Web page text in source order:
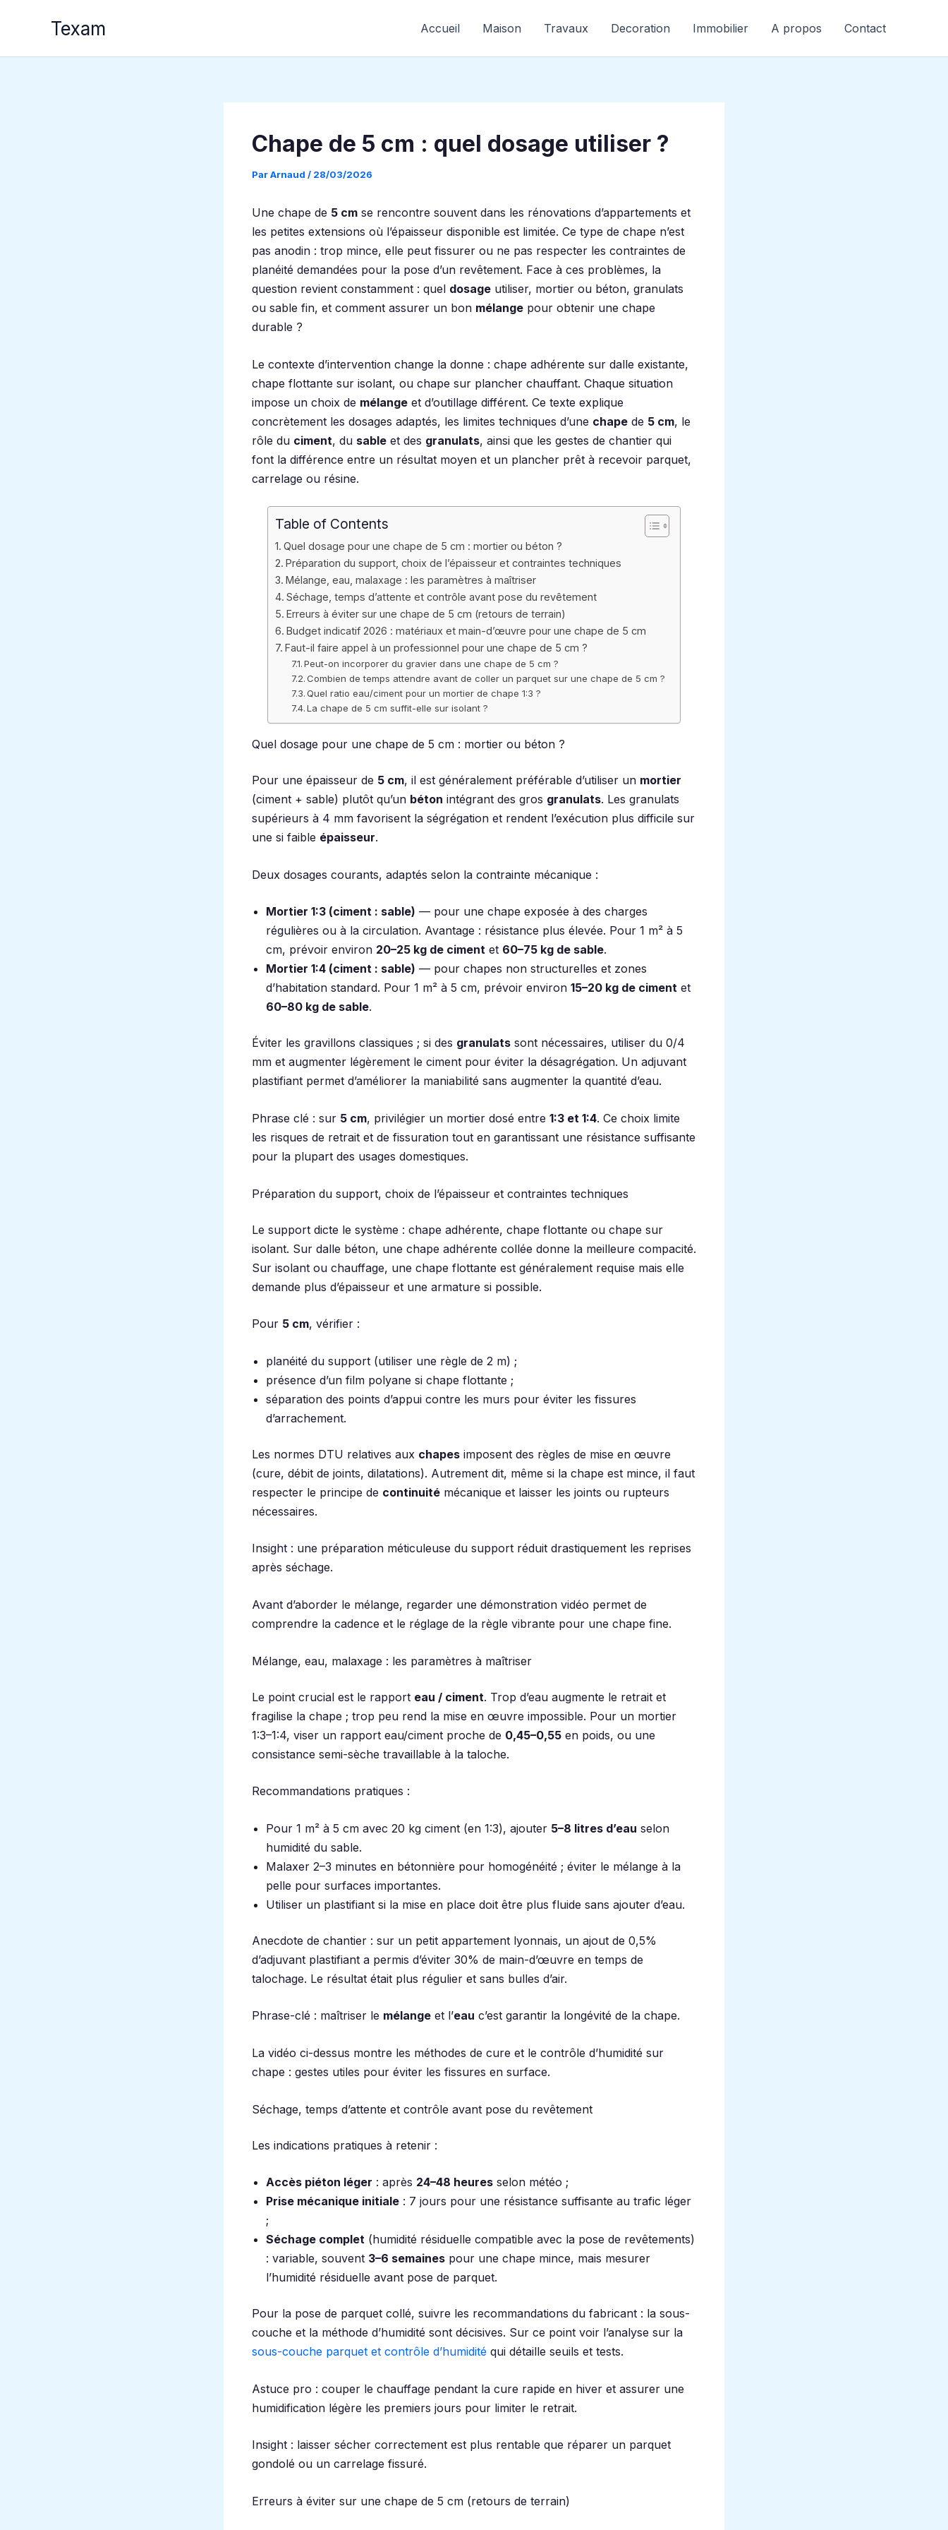
Texam Accueil Maison Travaux Decoration Immobilier A propos Contact
Chape de 5 cm : quel dosage utiliser ?
ParArnaud / 28/03/2026
Une chape de 5 cm se rencontre souvent dans les rénovations d’appartements et
les petites extensions où l’épaisseur disponible est limitée. Ce type de chape n’est
pas anodin : trop mince, elle peut fissurer ou ne pas respecter les contraintes de
planéité demandées pour la pose d’un revêtement. Face à ces problèmes, la
question revient constamment : quel dosage utiliser, mortier ou béton, granulats
ou sable fin, et comment assurer un bon mélange pour obtenir une chape
durable ?
Le contexte d’intervention change la donne : chape adhérente sur dalle existante,
chape flottante sur isolant, ou chape sur plancher chauffant. Chaque situation
impose un choix de mélange et d’outillage différent. Ce texte explique
concrètement les dosages adaptés, les limites techniques d’une chape de 5 cm, le
rôle du ciment, du sable et des granulats, ainsi que les gestes de chantier qui
font la différence entre un résultat moyen et un plancher prêt à recevoir parquet,
carrelage ou résine.
Table of Contents
Quel dosage pour une chape de 5 cm : mortier ou béton ?
Préparation du support, choix de l’épaisseur et contraintes techniques
Mélange, eau, malaxage : les paramètres à maîtriser
Séchage, temps d’attente et contrôle avant pose du revêtement
Erreurs à éviter sur une chape de 5 cm (retours de terrain)
Budget indicatif 2026 : matériaux et main-d’œuvre pour une chape de 5 cm
Faut-il faire appel à un professionnel pour une chape de 5 cm ?
Peut-on incorporer du gravier dans une chape de 5 cm ?
Combien de temps attendre avant de coller un parquet sur une chape de 5 cm ?
Quel ratio eau/ciment pour un mortier de chape 1:3 ?
La chape de 5 cm suffit-elle sur isolant ?
Quel dosage pour une chape de 5 cm : mortier ou béton ?
Pour une épaisseur de 5 cm, il est généralement préférable d’utiliser un mortier
(ciment + sable) plutôt qu’un béton intégrant des gros granulats. Les granulats
supérieurs à 4 mm favorisent la ségrégation et rendent l’exécution plus difficile sur
une si faible épaisseur.
Deux dosages courants, adaptés selon la contrainte mécanique :
Mortier 1:3 (ciment : sable) — pour une chape exposée à des charges
régulières ou à la circulation. Avantage : résistance plus élevée. Pour 1 m² à 5
cm, prévoir environ 20–25 kg de ciment et 60–75 kg de sable.
Mortier 1:4 (ciment : sable) — pour chapes non structurelles et zones
d’habitation standard. Pour 1 m² à 5 cm, prévoir environ 15–20 kg de ciment et
60–80 kg de sable.
Éviter les gravillons classiques ; si des granulats sont nécessaires, utiliser du 0/4
mm et augmenter légèrement le ciment pour éviter la désagrégation. Un adjuvant
plastifiant permet d’améliorer la maniabilité sans augmenter la quantité d’eau.
Phrase clé : sur 5 cm, privilégier un mortier dosé entre 1:3 et 1:4. Ce choix limite
les risques de retrait et de fissuration tout en garantissant une résistance suffisante
pour la plupart des usages domestiques.
Préparation du support, choix de l’épaisseur et contraintes techniques
Le support dicte le système : chape adhérente, chape flottante ou chape sur
isolant. Sur dalle béton, une chape adhérente collée donne la meilleure compacité.
Sur isolant ou chauffage, une chape flottante est généralement requise mais elle
demande plus d’épaisseur et une armature si possible.
Pour 5 cm, vérifier :
planéité du support (utiliser une règle de 2 m) ;
présence d’un film polyane si chape flottante ;
séparation des points d’appui contre les murs pour éviter les fissures
d’arrachement.
Les normes DTU relatives aux chapes imposent des règles de mise en œuvre
(cure, débit de joints, dilatations). Autrement dit, même si la chape est mince, il faut
respecter le principe de continuité mécanique et laisser les joints ou rupteurs
nécessaires.
Insight : une préparation méticuleuse du support réduit drastiquement les reprises
après séchage.
Avant d’aborder le mélange, regarder une démonstration vidéo permet de
comprendre la cadence et le réglage de la règle vibrante pour une chape fine.
Mélange, eau, malaxage : les paramètres à maîtriser
Le point crucial est le rapport eau / ciment. Trop d’eau augmente le retrait et
fragilise la chape ; trop peu rend la mise en œuvre impossible. Pour un mortier
1:3–1:4, viser un rapport eau/ciment proche de 0,45–0,55 en poids, ou une
consistance semi-sèche travaillable à la taloche.
Recommandations pratiques :
Pour 1 m² à 5 cm avec 20 kg ciment (en 1:3), ajouter 5–8 litres d’eau selon
humidité du sable.
Malaxer 2–3 minutes en bétonnière pour homogénéité ; éviter le mélange à la
pelle pour surfaces importantes.
Utiliser un plastifiant si la mise en place doit être plus fluide sans ajouter d’eau.
Anecdote de chantier : sur un petit appartement lyonnais, un ajout de 0,5%
d’adjuvant plastifiant a permis d’éviter 30% de main-d’œuvre en temps de
talochage. Le résultat était plus régulier et sans bulles d’air.
Phrase-clé : maîtriser le mélange et l’eau c’est garantir la longévité de la chape.
La vidéo ci-dessus montre les méthodes de cure et le contrôle d’humidité sur
chape : gestes utiles pour éviter les fissures en surface.
Séchage, temps d’attente et contrôle avant pose du revêtement
Les indications pratiques à retenir :
Accès piéton léger : après 24–48 heures selon météo ;
Prise mécanique initiale : 7 jours pour une résistance suffisante au trafic léger
;
Séchage complet (humidité résiduelle compatible avec la pose de revêtements)
: variable, souvent 3–6 semaines pour une chape mince, mais mesurer
l’humidité résiduelle avant pose de parquet.
Pour la pose de parquet collé, suivre les recommandations du fabricant : la sous-
couche et la méthode d’humidité sont décisives. Sur ce point voir l’analyse sur la
sous-couche parquet et contrôle d’humidité qui détaille seuils et tests.
Astuce pro : couper le chauffage pendant la cure rapide en hiver et assurer une
humidification légère les premiers jours pour limiter le retrait.
Insight : laisser sécher correctement est plus rentable que réparer un parquet
gondolé ou un carrelage fissuré.
Erreurs à éviter sur une chape de 5 cm (retours de terrain)